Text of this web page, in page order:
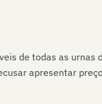
de todas as urnas
apresentar